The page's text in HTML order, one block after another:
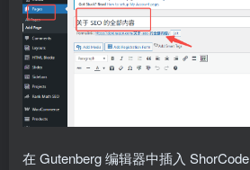
在 Gutenberg 编辑器中插入 ShorCode